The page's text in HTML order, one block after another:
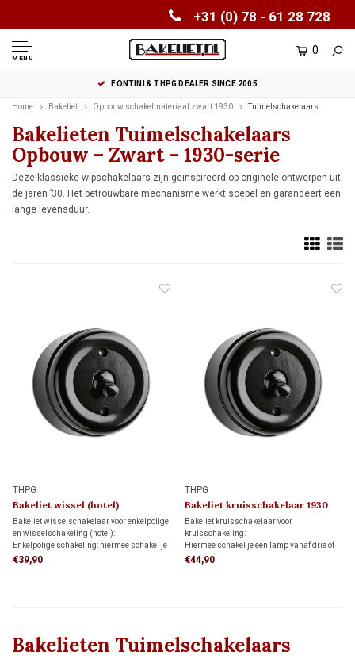
+31 (0) 78 - 61 28 728
MENU
0
FONTINI & THPG DEALER SINCE 2005
Home Bakeliet Opbouw schakelmateriaal zwart 1930 Tuimelschakelaars
Bakelieten Tuimelschakelaars
Opbouw – Zwart – 1930-serie
Deze klassieke wipschakelaars zijn geïnspireerd op originele ontwerpen uit
de jaren ’30. Het betrouwbare mechanisme werkt soepel en garandeert een
lange levensduur.
THPG
Bakeliet wissel (hotel)
schakelaar 1930
Bakeliet wisselschakelaar voor enkelpolige
en wisselschakeling (hotel):
Enkelpolige schakeling: hiermee schakel je
een lamp vanaf één schakelaar aan en uit.
€39,90
THPG
Bakeliet kruisschakelaar 1930
Bakeliet kruisschakelaar voor
kruisschakeling:
Hiermee schakel je een lamp vanaf drie of
meer schakelaars, in combinatie met twee
€44,90
Bakelieten Tuimelschakelaars